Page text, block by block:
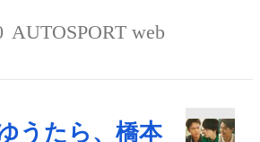
AUTOSPORT web
うたら、橋本